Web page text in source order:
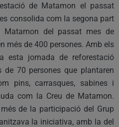
de Matamon el passat
consolida com la segona part
del passat mes de
més de 400 persones. Amb els
esta jornada de reforestació
70 persones que plantaren
pins, carrasques, sabines i
com la Creu de Matamon.
de la participació del Grup
la iniciativa, amb la del